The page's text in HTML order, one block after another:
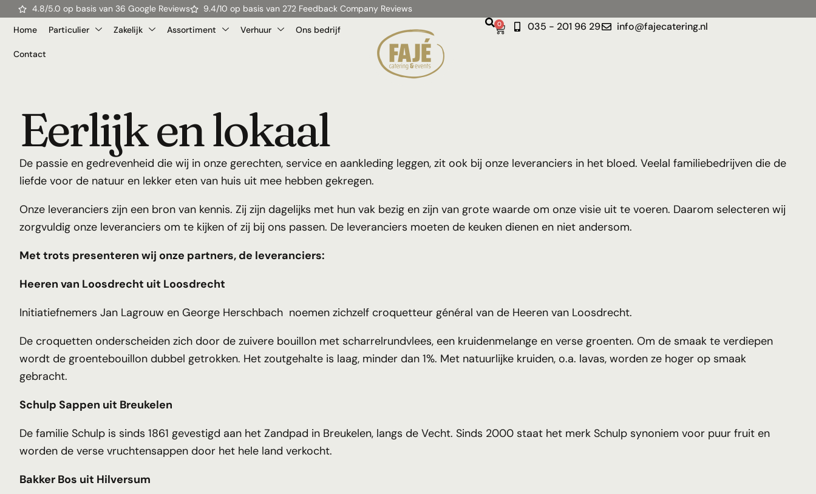
4.8/5.0 op basis van 36 Google Reviews
9.4/10 op basis van 272 Feedback Company Reviews
Home
Particulier Zakelijk Assortiment Verhuur Ons bedrijf
Contact
0 035 - 201 96 29 info@fajecatering.nl
Eerlijk en lokaal
De passie en gedrevenheid die wij in onze gerechten, service en aankleding leggen, zit ook bij onze leveranciers in het bloed. Veelal familiebedrijven die de
liefde voor de natuur en lekker eten van huis uit mee hebben gekregen.
Onze leveranciers zijn een bron van kennis. Zij zijn dagelijks met hun vak bezig en zijn van grote waarde om onze visie uit te voeren. Daarom selecteren wij
zorgvuldig onze leveranciers om te kijken of zij bij ons passen. De leveranciers moeten de keuken dienen en niet andersom.
Met trots presenteren wij onze partners, de leveranciers:
Heeren van Loosdrecht uit Loosdrecht
Initiatiefnemers Jan Lagrouw en George Herschbach noemen zichzelf croquetteur général van de Heeren van Loosdrecht.
De croquetten onderscheiden zich door de zuivere bouillon met scharrelrundvlees, een kruidenmelange en verse groenten. Om de smaak te verdiepen
wordt de groentebouillon dubbel getrokken. Het zoutgehalte is laag, minder dan 1%. Met natuurlijke kruiden, o.a. lavas, worden ze hoger op smaak
gebracht.
Schulp Sappen uit Breukelen
De familie Schulp is sinds 1861 gevestigd aan het Zandpad in Breukelen, langs de Vecht. Sinds 2000 staat het merk Schulp synoniem voor puur fruit en
worden de verse vruchtensappen door het hele land verkocht.
Bakker Bos uit Hilversum